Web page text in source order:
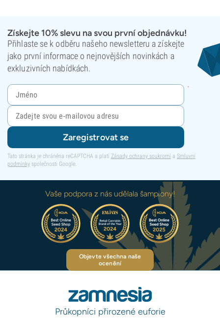
Získejte 10% slevu na svou první objednávku!
Přihlaste se k odběru našeho newsletteru a získejte
jako první informace o nejnovějších novinkách a
exkluzivních nabídkách.
Zaregistrovat se
Tato stránka je chráněna reCAPTCHA a platí Zásady ochrany soukromí a Smluvní
podmínky společnosti Google.
Vaše podpora z nás udělala šampiony!
Objevte všechna naše
ocenění
Průkopníci přirozené euforie